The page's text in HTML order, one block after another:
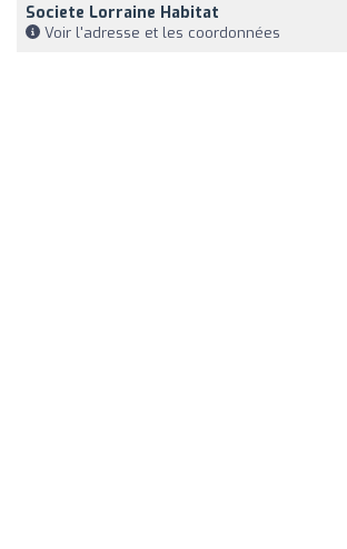
Societe Lorraine Habitat
Voir l'adresse et les coordonnées